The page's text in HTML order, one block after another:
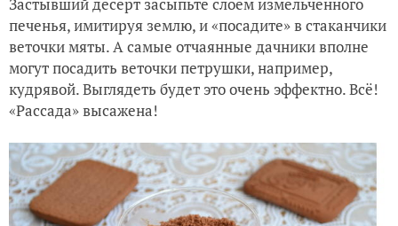
печенья, имитируя землю, и «посадите» в стаканчики
веточки мяты. А самые отчаянные дачники вполне
могут посадить веточки петрушки, например,
кудрявой. Выглядеть будет это очень эффектно. Всё!
«Рассада» высажена!